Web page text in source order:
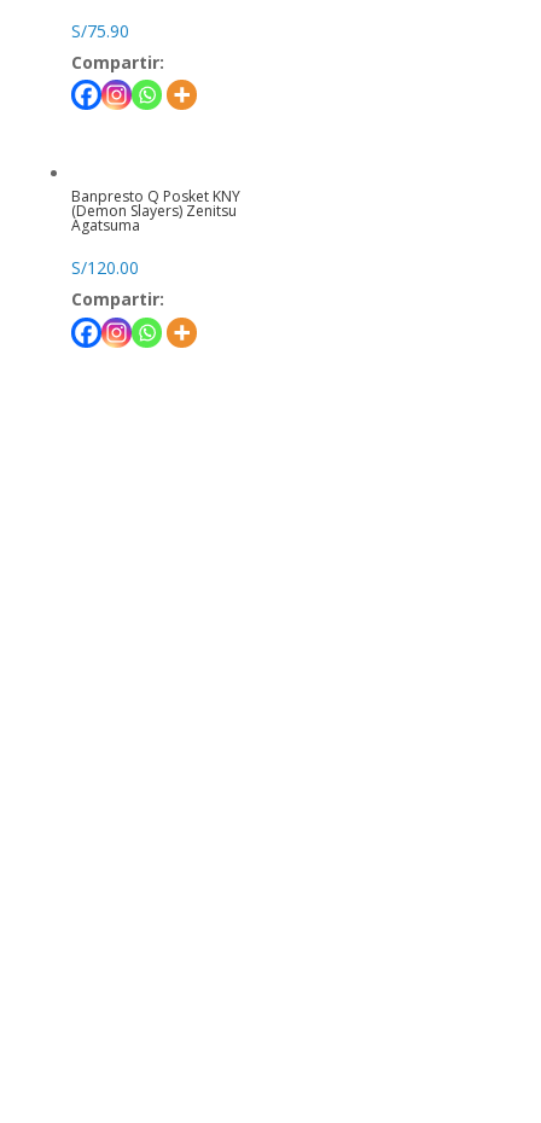
S/75.90
Compartir:
Banpresto Q Posket KNY
(Demon Slayers) Zenitsu
Agatsuma
S/120.00
Compartir: